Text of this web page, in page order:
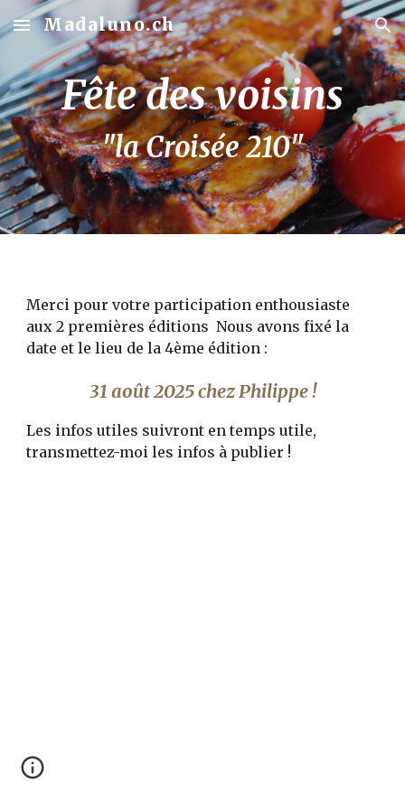
Skip to main content Skip to navigation
Madaluno.ch
Fête des voisins
"la Croisée 210"
Merci pour votre participation enthousiaste
aux 2 premières éditions Nous avons fixé la
date et le lieu de la 4ème édition :
31 août 2025 chez Philippe!
Les infos utiles suivront en temps utile,
transmettez-moi les infos à publier !